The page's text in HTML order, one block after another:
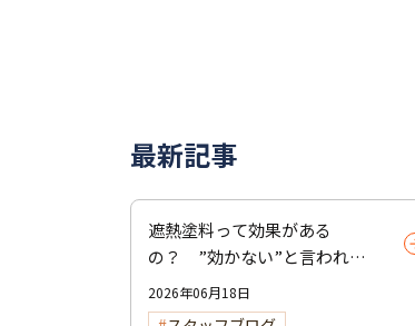
最新記事
遮熱塗料って効果がある
の？ ”効かない”と言われる
理由と正しい使い方
2026年06月18日